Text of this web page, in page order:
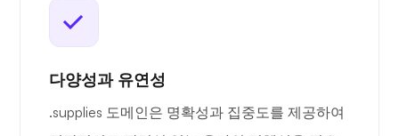
다양성과 유연성
.supplies 도메인은 명확성과 집중도를 제공하여